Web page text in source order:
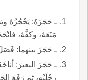
ـ حَجَزَهُ: يَحْجُزُهُ
مَنَعَهُ، وكفَّهُ،
ـ حَجَزَ بينهما:
ـ حَجَزَ البعيرَ:
رِجْلَيْهِ، ثم رَفَعَ